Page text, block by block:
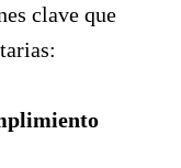
clave que